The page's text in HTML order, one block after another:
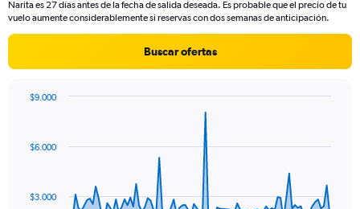
chart
axis
values.
to
Narita es 27 días antes de la fecha de salida deseada. Es probable que el precio de tu
vuelo aumente considerablemente si reservas con dos semanas de anticipación.
Buscar ofertas
data
The
$3.000
$6.000
$9.000